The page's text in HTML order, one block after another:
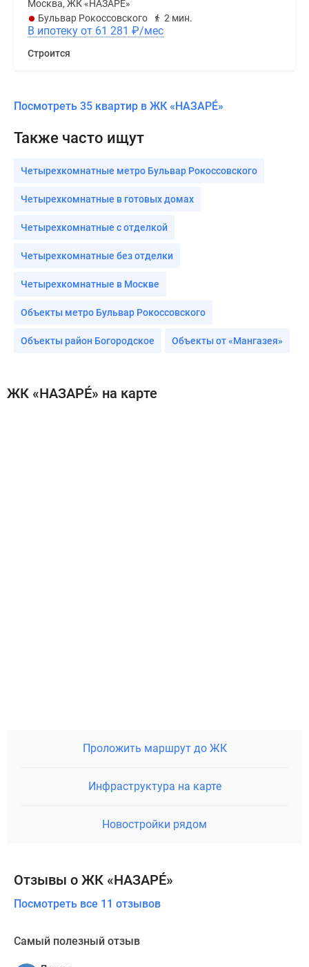
Москва, ЖК «НАЗАРÉ»
Бульвар Рокоссовского
2 мин.
В ипотеку от 61 281 ₽/мес
Строится
Посмотреть 35 квартир в ЖК «НАЗАРÉ»
Также часто ищут
Четырехкомнатные метро Бульвар Рокоссовского
Четырехкомнатные в готовых домах
Четырехкомнатные с отделкой
Четырехкомнатные без отделки
Четырехкомнатные в Москве
Объекты метро Бульвар Рокоссовского
Объекты район Богородское Объекты от «Мангазея»
ЖК «НАЗАРÉ» на карте
Проложить маршрут до ЖК
Инфраструктура на карте
Новостройки рядом
Отзывы о ЖК «НАЗАРÉ»
Посмотреть все 11 отзывов
Самый полезный отзыв